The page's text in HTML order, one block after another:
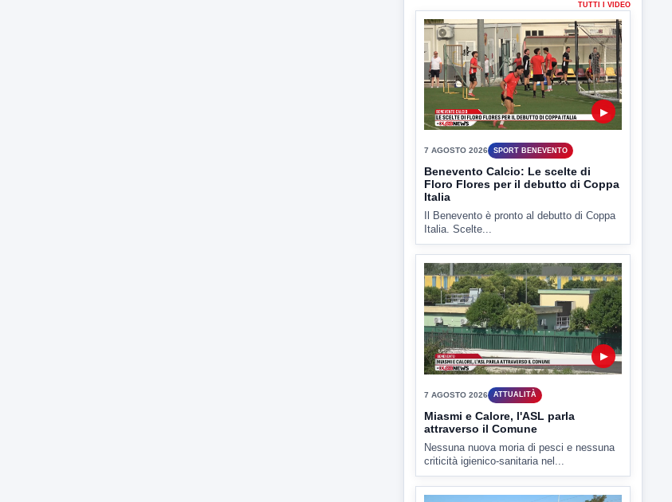
7 AGOSTO 2026 SPORT BENEVENTO
Benevento Calcio: Le scelte di
Floro Flores per il debutto di Coppa
Italia
Il Benevento è pronto al debutto di Coppa
Italia. Scelte...
7 AGOSTO 2026 ATTUALITÀ
Miasmi e Calore, l'ASL parla
attraverso il Comune
Nessuna nuova moria di pesci e nessuna
criticità igienico-sanitaria nel...